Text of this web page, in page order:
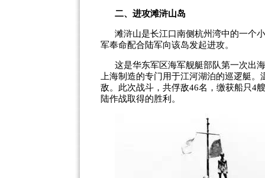
二、进攻滩浒山岛
滩浒山是长江口南侧杭州湾中的一个
军奉命配合陆军向该岛发起进攻。
这是华东军区海军舰艇部队第一次出
上海制造的专门用于江河湖泊的巡逻艇
敌。此次战斗，共俘敌46名，缴获船只4
陆作战取得的胜利。